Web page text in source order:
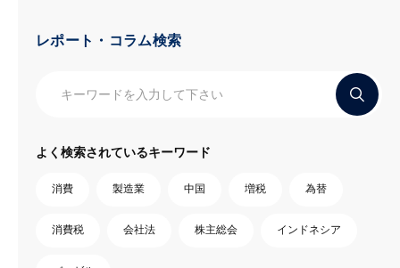
レポート・コラム検索
よく検索されているキーワード
消費 製造業 中国 増税 為替
消費税 会社法 株主総会 インドネシア